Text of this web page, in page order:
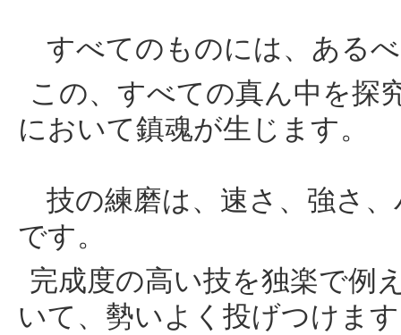
すべてのものには、ある
この、すべての真ん中を探
において鎮魂が生じます
技の練磨は、速さ、強さ
です。
完成度の高い技を独楽で例
いて、勢いよく投げつけま